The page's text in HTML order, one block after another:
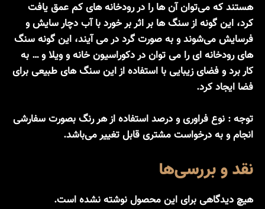
هستند که می‌توان آن ها را در رودخانه های کم عمق یافت
کرد، این گونه از سنگ ها بر اثر بر خورد با آب دچار سایش و
فرسایش می‌شوند و به صورت گرد در می آیند، این گونه سنگ
های رودخانه ای را می توان در دکوراسیون خانه و ویلا و … به
کار برد و فضای زیبایی با استفاده از این سنگ های طبیعی برای
فضا ایجاد کرد.
توجه : نوع فراوری و درصد استفاده از هر رنگ بصورت سفارشی
انجام و به درخواست مشتری قابل تغییر می‌باشد.
نقد و بررسی‌ها
هیچ دیدگاهی برای این محصول نوشته نشده است.